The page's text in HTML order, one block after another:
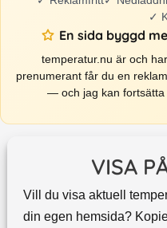
✓
En sida byggd
temperatur.nu är och
prenumerant får du en
— och jag kan fortsätta
VISA
Vill du visa aktuell
din egen hemsida?